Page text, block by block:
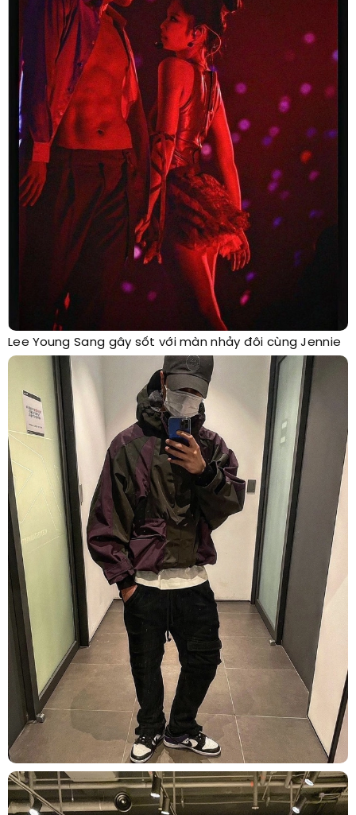
Lee Young Sang gây sốt với màn nhảy đôi cùng Jennie